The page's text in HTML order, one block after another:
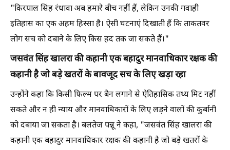
"किरपाल सिंह रंधावा अब हमारे बीच नहीं हैं, लेकिन उनकी गवाही
इतिहास का एक अहम हिस्सा है। ऐसी घटनाएं दिखाती हैं कि ताकतवर
लोग सच को दबाने के लिए किस हद तक जा सकते हैं।"
जसवंत सिंह खालरा की कहानी एक बहादुर मानवाधिकार रक्षक की
कहानी है जो बड़े खतरों के बावजूद सच के लिए खड़ा रहा
उन्होंने कहा कि किसी फिल्म पर बैन लगाने से ऐतिहासिक तथ्य मिट नहीं
सकते और न ही न्याय और मानवाधिकारों के लिए लड़ने वालों की कुर्बानी
को दबाया जा सकता है। बलतेज पन्नू ने कहा, "जसवंत सिंह खालरा की
कहानी एक बहादुर मानवाधिकार रक्षक की कहानी है जो बड़े खतरों के